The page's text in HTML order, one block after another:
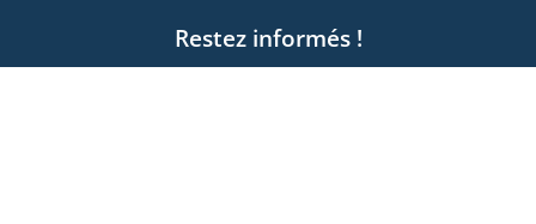
Restez informés !